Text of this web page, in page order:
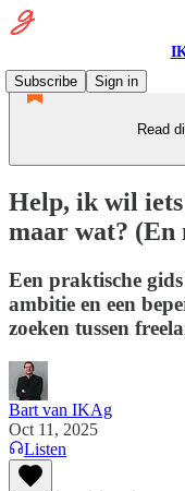
Subscribe
Sign in
Read
Help, ik wil
maar wat? (En
Een praktische
ambitie en een
zoeken tussen
Bart van IKAg
Oct 11, 2025
Listen